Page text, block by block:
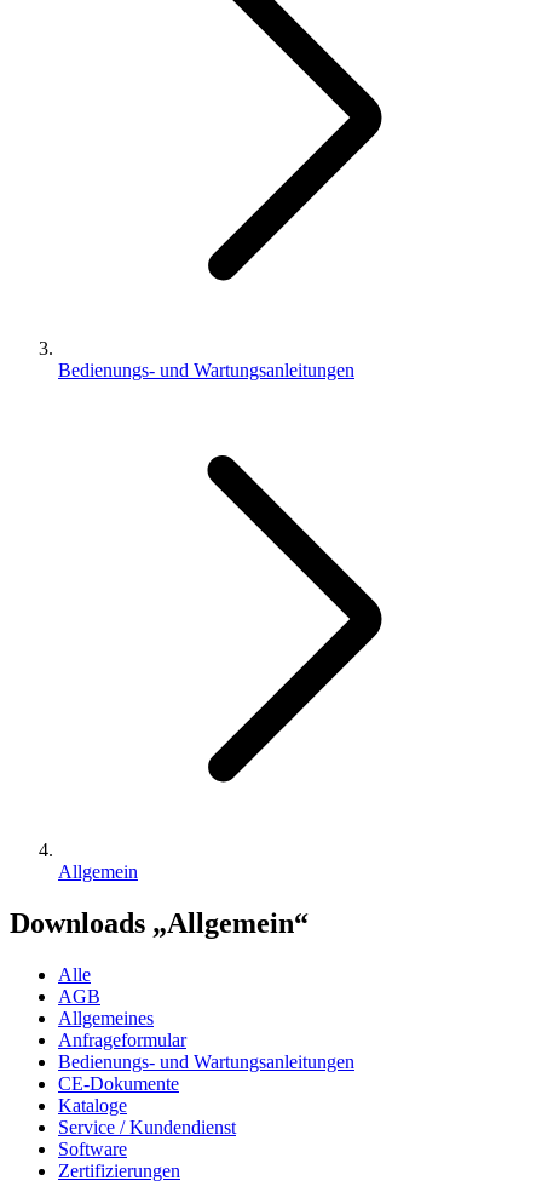
Bedienungs- und Wartungsanleitungen
Allgemein
Downloads „Allgemein“
Alle
AGB
Allgemeines
Anfrageformular
Bedienungs- und Wartungsanleitungen
CE-Dokumente
Kataloge
Service / Kundendienst
Software
Zertifizierungen